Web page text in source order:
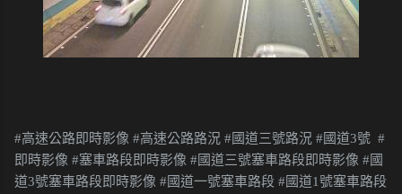
#高速公路即時影像 #高速公路路況 #國道三號路況 #國道3號 #
即時影像 #塞車路段即時影像 #國道三號塞車路段即時影像 #國
道3號塞車路段即時影像 #國道一號塞車路段 #國道1號塞車路段